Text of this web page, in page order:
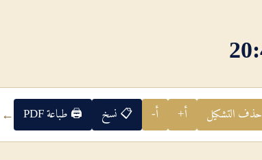
حذف التشكيل أ+ أ- 📋 نسخ 🖨 طباعة PDF ←